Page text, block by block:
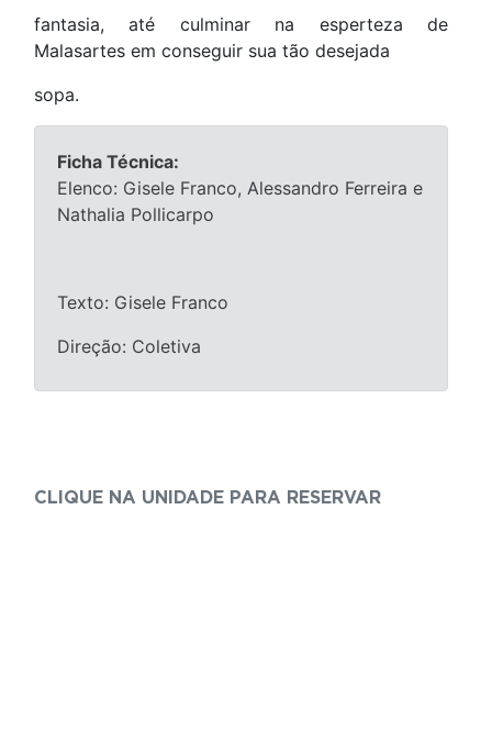
fantasia, até culminar na esperteza de
Malasartes em conseguir sua tão desejada
sopa.
Ficha Técnica:
Elenco: Gisele Franco, Alessandro Ferreira e
Nathalia Pollicarpo
Texto: Gisele Franco
Direção: Coletiva
CLIQUE NA UNIDADE PARA RESERVAR